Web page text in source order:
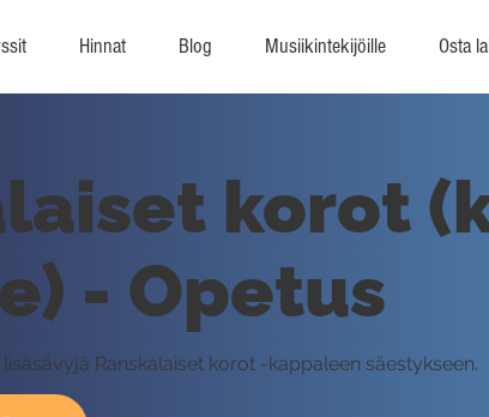
Hinnat Blog Musiikintekijöille Osta
korot
- Opetus
Ranskalaiset korot -kappaleen säestykseen.